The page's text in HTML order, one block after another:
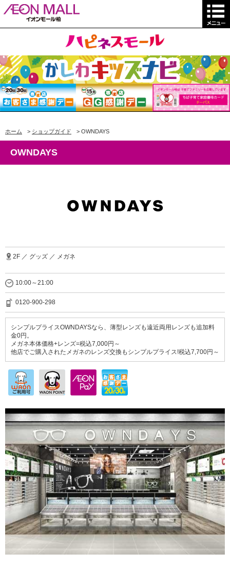
ホーム > ショップガイド > OWNDAYS
OWNDAYS
2F ／ グッズ ／ メガネ
10:00～21:00
0120-900-298
シンプルプライスOWNDAYSなら、薄型レンズも遠近両用レンズも追加料
金0円。
メガネ本体価格+レンズ=税込7,000円～
他店でご購入されたメガネのレンズ交換もシンプルプライス!税込7,700円～